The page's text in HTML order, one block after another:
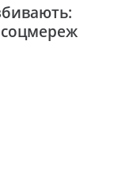
соцмереж